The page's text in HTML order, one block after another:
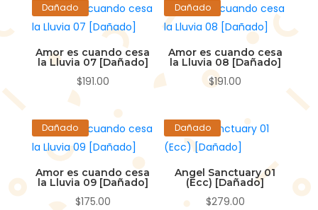
Dañado
Amor es cuando cesa
la Lluvia 07 [Dañado]
$191.00
Dañado
Amor es cuando cesa
la Lluvia 08 [Dañado]
$191.00
Dañado
Amor es cuando cesa
la Lluvia 09 [Dañado]
$175.00
Dañado
Angel Sanctuary 01
(Ecc) [Dañado]
$279.00